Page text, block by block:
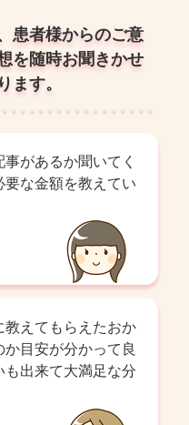
患者様からのご意
を随時お聞きかせ
ます。
があるか聞いてく
な金額を教えてい
えてもらえたおか
目安が分かって良
出来て大満足な分